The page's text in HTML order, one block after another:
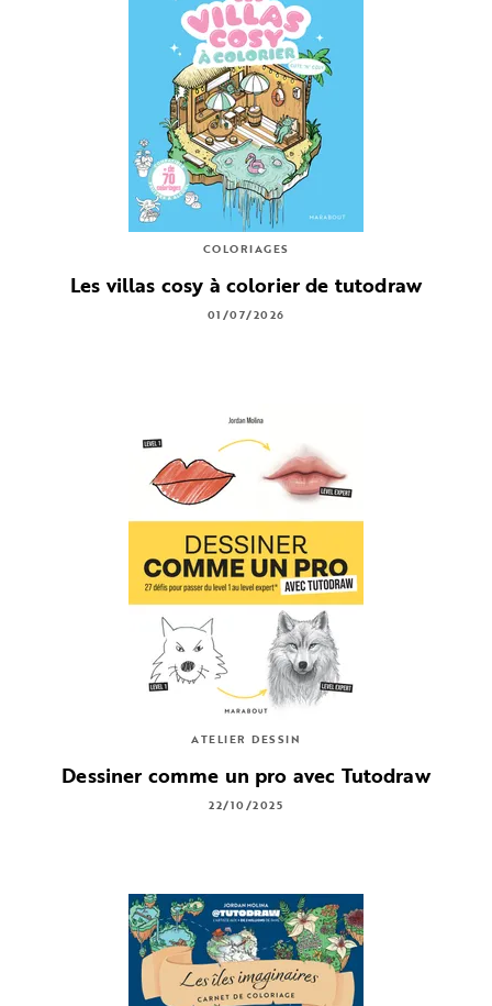
COLORIAGES
Les villas cosy à colorier de tutodraw
01/07/2026
ATELIER DESSIN
Dessiner comme un pro avec Tutodraw
22/10/2025